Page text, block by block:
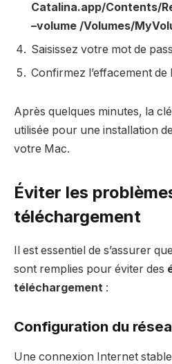
Catalina.app/Contents/
–volume /Volumes/
Saisissez votre mot de
Confirmez l’effacement de
Après quelques minutes, la
utilisée pour une installation
votre Mac.
Éviter les
téléchargement
Il est essentiel de s’assurer
sont remplies pour éviter des
téléchargement :
Configuration du
Une connexion Internet